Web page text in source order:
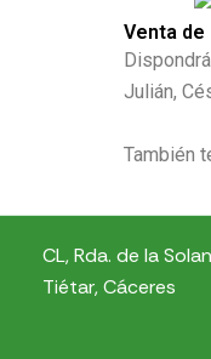
Venta
Julián,
También
CL, Rda. de la
Tiétar, Cáceres